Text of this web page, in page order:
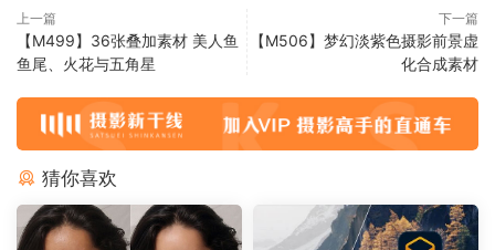
上一篇
【M499】36张叠加素材 美人鱼
鱼尾、火花与五角星
下一篇
【M506】梦幻淡紫色摄影前景虚
化合成素材
猜你喜欢